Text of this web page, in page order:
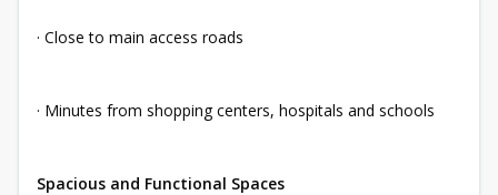
· Close to main access roads
· Minutes from shopping centers, hospitals and schools
Spacious and Functional Spaces